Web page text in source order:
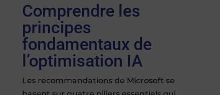
Comprendre les
principes
fondamentaux de
l’optimisation IA
Les recommandations de Microsoft se